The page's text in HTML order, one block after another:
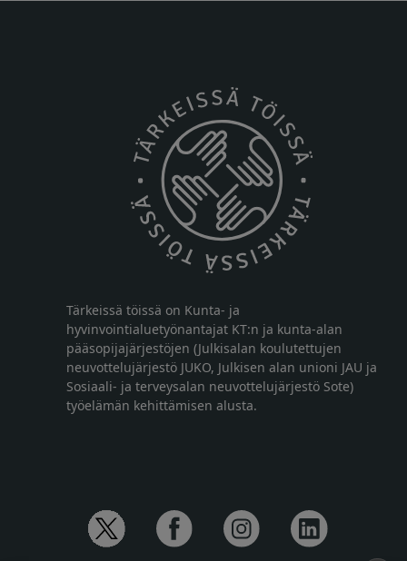
Tärkeissä töissä on Kunta- ja
hyvinvointialuetyönantajat KT:n ja kunta-alan
pääsopijajärjestöjen (Julkisalan koulutettujen
neuvottelujärjestö JUKO, Julkisen alan unioni JAU ja
Sosiaali- ja terveysalan neuvottelujärjestö Sote)
työelämän kehittämisen alusta.